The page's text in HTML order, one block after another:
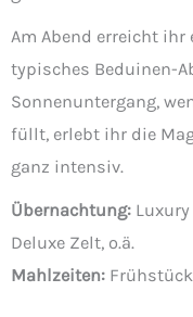
Am Abend erreicht ihr
typisches Beduinen-
Sonnenuntergang,
füllt, erlebt ihr die
ganz intensiv.
Übernachtung:
Deluxe Zelt, o.ä.
Mahlzeiten: